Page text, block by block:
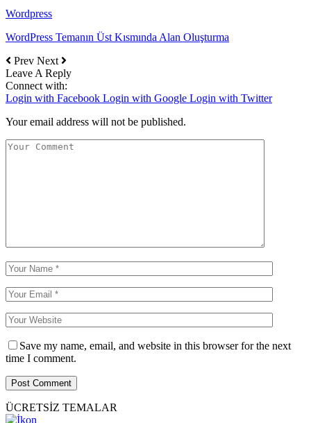
Wordpress
WordPress Temanın Üst Kısmında Alan Oluşturma
Prev Next
Leave A Reply
Connect with:
Login with Facebook Login with Google Login with Twitter
Your email address will not be published.
Save my name, email, and website in this browser for the next
time I comment.
ÜCRETSİZ TEMALAR